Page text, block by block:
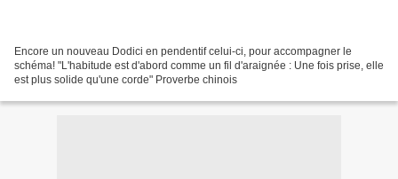
Encore un nouveau Dodici en pendentif celui-ci, pour accompagner le
schéma! "L'habitude est d'abord comme un fil d'araignée : Une fois prise, elle
est plus solide qu'une corde" Proverbe chinois